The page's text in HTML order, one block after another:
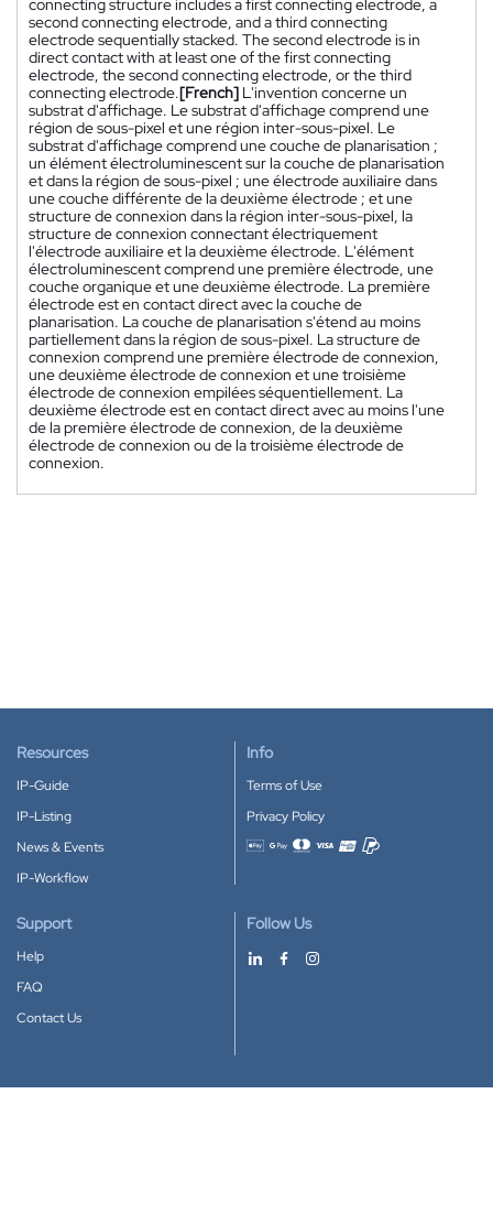
second connecting electrode, and a third connecting
electrode sequentially stacked. The second electrode is in
direct contact with at least one of the first connecting
electrode, the second connecting electrode, or the third
connecting electrode.[French] L'invention concerne un
substrat d'affichage. Le substrat d'affichage comprend une
région de sous-pixel et une région inter-sous-pixel. Le
substrat d'affichage comprend une couche de planarisation ;
un élément électroluminescent sur la couche de planarisation
et dans la région de sous-pixel ; une électrode auxiliaire dans
une couche différente de la deuxième électrode ; et une
structure de connexion dans la région inter-sous-pixel, la
structure de connexion connectant électriquement
l'électrode auxiliaire et la deuxième électrode. L'élément
électroluminescent comprend une première électrode, une
couche organique et une deuxième électrode. La première
électrode est en contact direct avec la couche de
planarisation. La couche de planarisation s'étend au moins
partiellement dans la région de sous-pixel. La structure de
connexion comprend une première électrode de connexion,
une deuxième électrode de connexion et une troisième
électrode de connexion empilées séquentiellement. La
deuxième électrode est en contact direct avec au moins l'une
de la première électrode de connexion, de la deuxième
électrode de connexion ou de la troisième électrode de
connexion.
Resources
IP-Guide
IP-Listing
News & Events
IP-Workflow
Info
Terms of Use
Privacy Policy
Accepted payment methods
Support
Help
FAQ
Contact Us
Follow Us